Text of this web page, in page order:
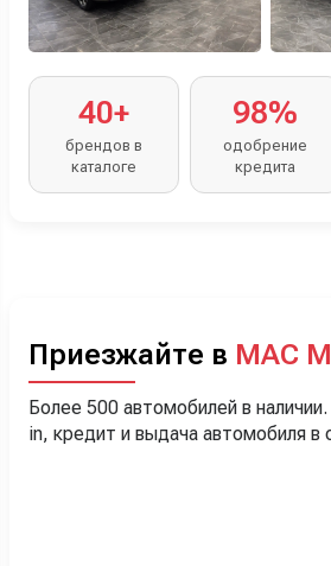
40+
брендов в
каталоге
98%
одобрение
кредита
Приезжайте в МАС
Более 500 автомобилей в
in, кредит и выдача автомобиля